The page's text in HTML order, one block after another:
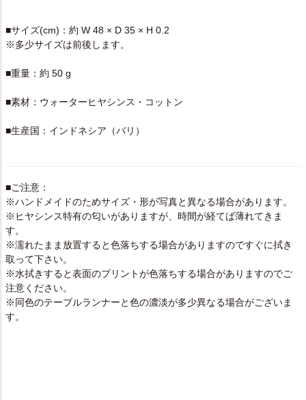
■サイズ(cm)：約 W 48 × D 35 × H 0.2
※多少サイズは前後します。
■重量：約 50 g
■素材：ウォーターヒヤシンス・コットン
■生産国：インドネシア（バリ）
■ご注意：
※ハンドメイドのためサイズ・形が写真と異なる場合があります。
※ヒヤシンス特有の匂いがありますが、時間が経てば薄れてきま
す。
※濡れたまま放置すると色落ちする場合がありますのですぐに拭き
取って下さい。
※水拭きすると表面のプリントが色落ちする場合がありますのでご
注意ください。
※同色のテーブルランナーと色の濃淡が多少異なる場合がございま
す。